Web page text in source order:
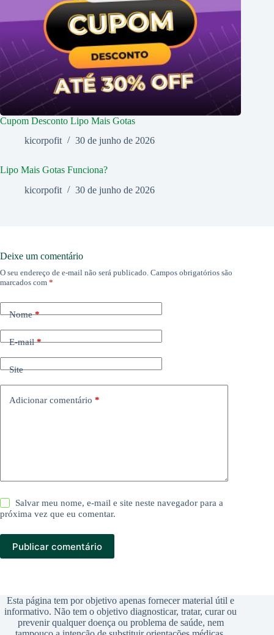
Cupom Desconto Lipo Mais Gotas
kicorpofit
30 de junho de 2026
Lipo Mais Gotas Funciona?
kicorpofit
30 de junho de 2026
Deixe um comentário
O seu endereço de e-mail não será publicado. Campos obrigatórios são
marcados com *
Nome*
E-mail*
Site
Adicionar comentário *
Salvar meu nome, e-mail e site neste navegador para a
próxima vez que eu comentar.
Publicar comentário
Esta página tem por objetivo apenas fornecer material útil e
informativo. Não tem o objetivo diagnosticar, tratar, curar ou
prevenir qualquer doença ou problema de saúde, nem